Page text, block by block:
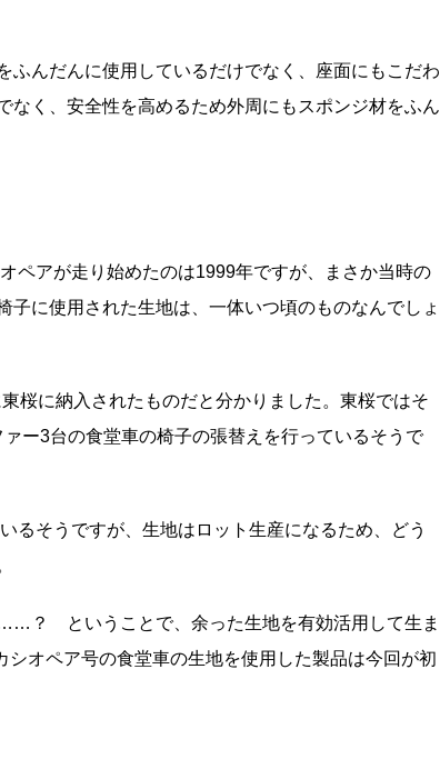
んだんに使用しているだけでなく、座面にもこだわ
なく、安全性を高めるため外周にもスポンジ材をふん
ペアが走り始めたのは1999年ですが、まさか当時の
に使用された生地は、一体いつ頃のものなんでしょ
桜に納入されたものだと分かりました。東桜ではそ
ー3台の食堂車の椅子の張替えを行っているそうで
るそうですが、生地はロット生産になるため、どう
？ ということで、余った生地を有効活用して生ま
オペア号の食堂車の生地を使用した製品は今回が初